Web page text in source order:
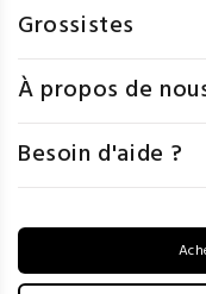
Grossistes
À propos de
Besoin d'aide ?